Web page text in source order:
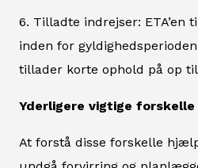
6. Tilladte indrejser: ETA’en
inden for
tillader korte ophold på op til
Yderligere vigtige forskelle
At forstå disse forskelle